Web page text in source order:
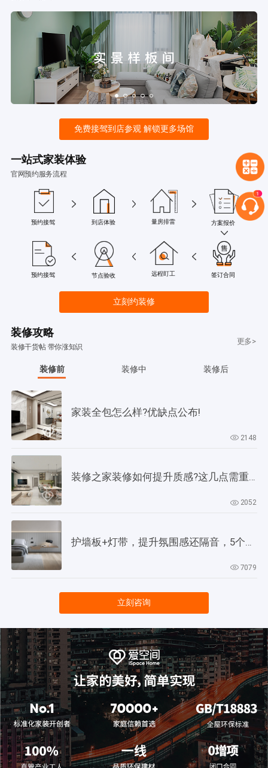
免费接驾到店参观 解锁更多场馆
一站式家装体验
官网预约服务流程
预约接驾 到店体验 量房排雷 方案报价
预约接驾 节点验收 远程盯工 签订合同
立刻约装修
装修攻略
装修干货帖 带你涨知识
更多>
装修前 装修中 装修后
家装全包怎么样?优缺点公布!
2148
装修之家装修如何提升质感?这几点需重视起来
2052
7079
立刻咨询